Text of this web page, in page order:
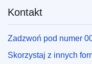
Kontakt
Zadzwoń pod numer
Skorzystaj z innych